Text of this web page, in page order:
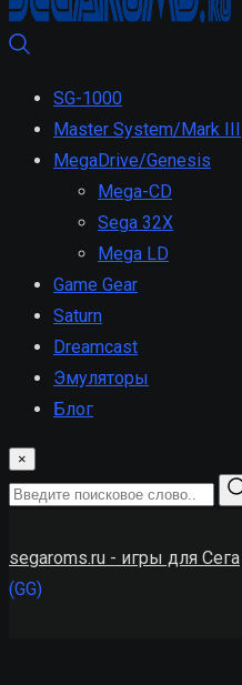
SG-1000
Master System/Mark III
MegaDrive/Genesis
Mega-CD
Sega 32X
Mega LD
Game Gear
Saturn
Dreamcast
Эмуляторы
Блог
×
segaroms.ru - игры для Сега
(GG)